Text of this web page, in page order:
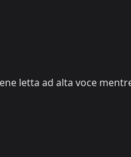
letta ad alta voce